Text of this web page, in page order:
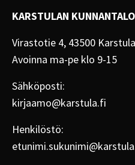
KARSTULAN
Virastotie 4, 43500 Karstula
Avoinna ma-pe klo 9-15
Sähköposti:
kirjaamo@karstula.fi
Henkilöstö: